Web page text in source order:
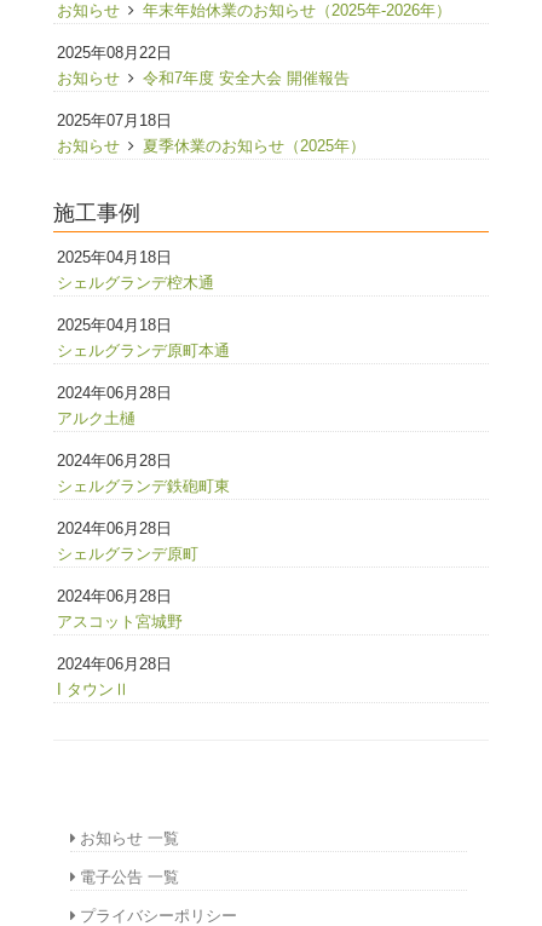
お知らせ
年末年始休業のお知らせ（2025年-2026年）
2025年08月22日
お知らせ
令和7年度 安全大会 開催報告
2025年07月18日
お知らせ
夏季休業のお知らせ（2025年）
施工事例
2025年04月18日
シェルグランデ椌木通
2025年04月18日
シェルグランデ原町本通
2024年06月28日
アルク土樋
2024年06月28日
シェルグランデ鉄砲町東
2024年06月28日
シェルグランデ原町
2024年06月28日
アスコット宮城野
2024年06月28日
I タウンⅡ
お知らせ 一覧
電子公告 一覧
プライバシーポリシー